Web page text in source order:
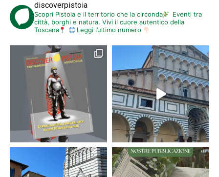
discoverpistoia
Scopri Pistoia e il territorio che la circonda
Eventi tra
città, borghi e natura. Vivi il cuore autentico della
Toscana
Leggi l’ultimo numero